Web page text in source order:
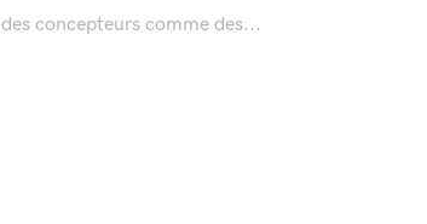
concepteurs comme des...